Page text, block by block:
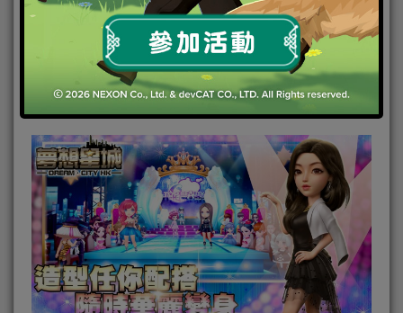
『最HIT消息』華麗變身，變出你
嘅自我風格！《夢想星城》曝光多
款時裝設計同遊戲玩法